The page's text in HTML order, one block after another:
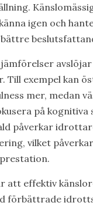
igen och
Till exempel kan
mer, medan
på kognitiva
påverkar
vilket
att effektiv
förbättrade